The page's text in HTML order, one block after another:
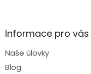
Informace pro vás
Naše úlovky
Blog